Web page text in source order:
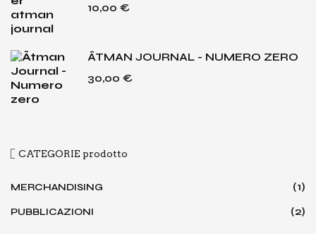
10,00 €
ĀTMAN JOURNAL - NUMERO ZERO
30,00 €
CATE­GO­RIE pro­dot­to
MERCHANDISING (1)
PUBBLICAZIONI (2)